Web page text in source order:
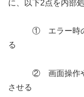
に、以下2点を内部
① エラー時の
る
② 画面操作や、
させる